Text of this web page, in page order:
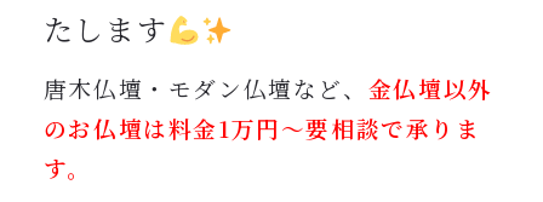
たします
唐木仏壇・モダン仏壇など、 金仏壇以外
のお仏壇は料金1万円〜要相談で承りま
す。